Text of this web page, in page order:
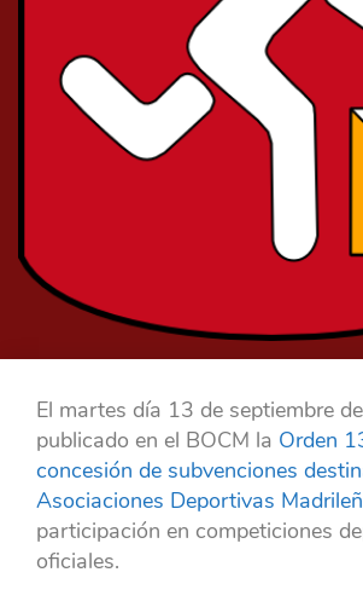
El martes día 13 de septiembre
publicado en el BOCM la Orden
concesión de subvenciones
Asociaciones Deportivas
participación en competiciones
oficiales.